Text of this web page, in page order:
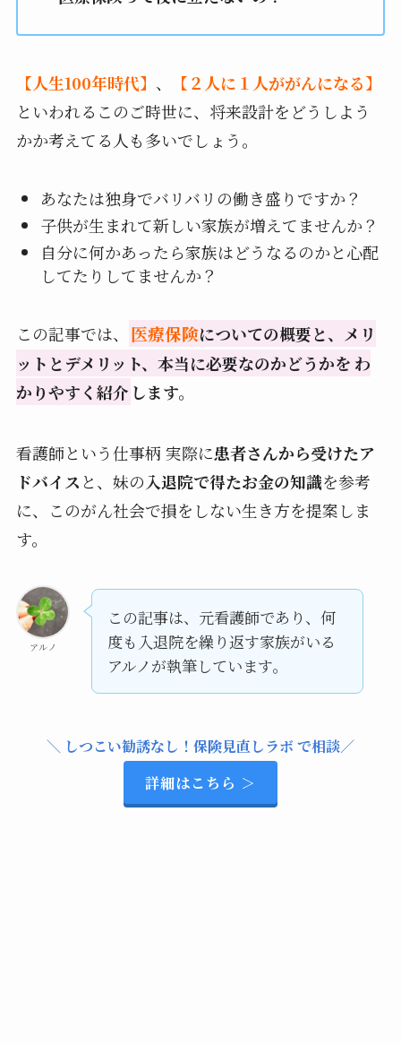
【人生100年時代】 、 【２人に１人ががんになる】
といわれるこのご時世に、将来設計をどうしよう
かか考えてる人も多いでしょう。
あなたは独身でバリバリの働き盛りですか？
子供が生まれて新しい家族が増えてませんか？
自分に何かあったら家族はどうなるのかと心配
してたりしてませんか？
この記事では、 医療保険についての概要と、メリ
ットとデメリット、本当に必要なのかどうかを わ
かりやすく紹介 します。
看護師という仕事柄 実際に患者さんから受けたア
ドバイス と、妹の入退院で得たお金の知識を参考
に、このがん社会で損をしない生き方を提案しま
す。
アルノ
この記事は、元看護師であり、何
度も入退院を繰り返す家族がいる
アルノが執筆しています。
＼ しつこい勧誘なし！保険見直しラボ で相談／
詳細はこちら ＞